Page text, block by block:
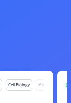
Cell Biology Mo